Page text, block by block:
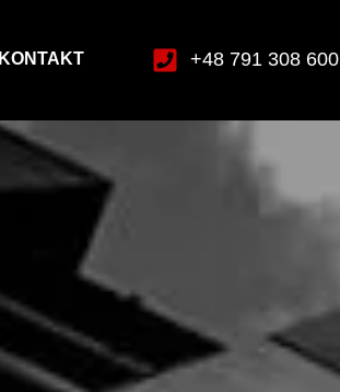
KONTAKT +48 791 308 600